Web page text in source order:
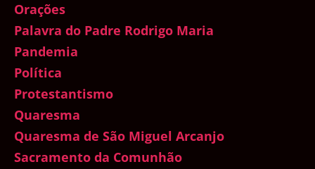
Orações
Palavra do Padre Rodrigo Maria
Pandemia
Política
Protestantismo
Quaresma
Quaresma de São Miguel Arcanjo
Sacramento da Comunhão